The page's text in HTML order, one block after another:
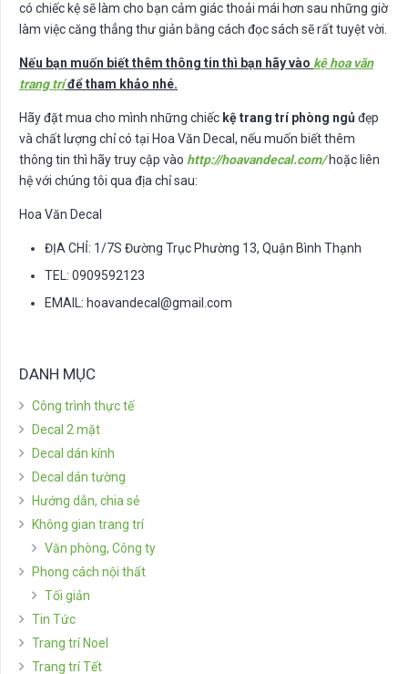
có chiếc kệ sẽ làm cho bạn cảm giác thoải mái hơn sau những giờ
làm việc căng thẳng thư giản bằng cách đọc sách sẽ rất tuyệt vời.
Nếu bạn muốn biết thêm thông tin thì bạn hãy vào kệ hoa văn
trang tríđể tham khảo nhé.
Hãy đặt mua cho mình những chiếc kệ trang trí phòng ngủ đẹp
và chất lượng chỉ có tại Hoa Văn Decal, nếu muốn biết thêm
thông tin thì hãy truy cập vào http://hoavandecal.com/hoặc liên
hệ với chúng tôi qua địa chỉ sau:
Hoa Văn Decal
ĐỊA CHỈ: 1/7S Đường Trục Phường 13, Quận Bình Thạnh
TEL: 0909592123
EMAIL: hoavandecal@gmail.com
DANH MỤC
Công trình thực tế
Decal 2 mặt
Decal dán kính
Decal dán tường
Hướng dẫn, chia sẻ
Không gian trang trí
Văn phòng, Công ty
Phong cách nội thất
Tối giản
Tin Tức
Trang trí Noel
Trang trí Tết